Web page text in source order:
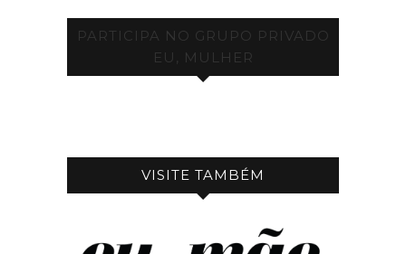
PARTICIPA NO GRUPO PRIVADO
EU, MULHER
VISITE TAMBÉM